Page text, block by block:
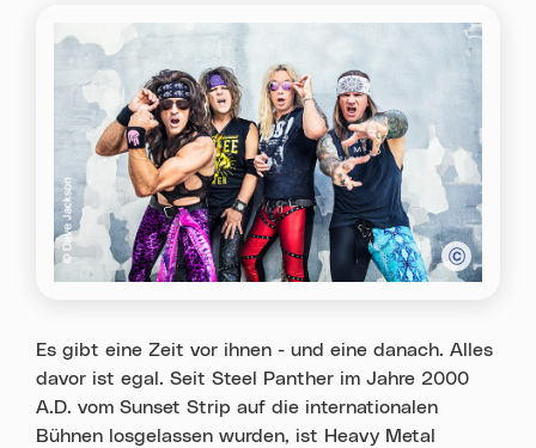
Es gibt eine Zeit vor ihnen - und eine danach. Alles
davor ist egal. Seit Steel Panther im Jahre 2000
A.D. vom Sunset Strip auf die internationalen
Bühnen losgelassen wurden, ist Heavy Metal